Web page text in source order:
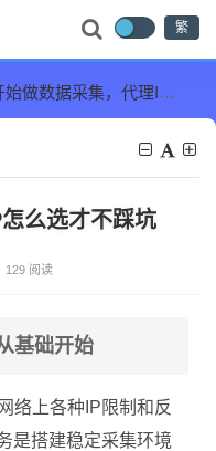
繁
数据采集，代理IP怎么选才不踩坑
么选才不踩坑
129 阅读
基础开始
络上各种IP限制和反
是搭建稳定采集环境